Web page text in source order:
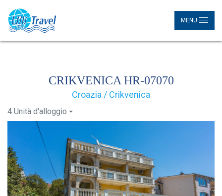
MENU
CRIKVENICA HR-07070
Croazia / Crikvenica
4 Unità d'alloggio